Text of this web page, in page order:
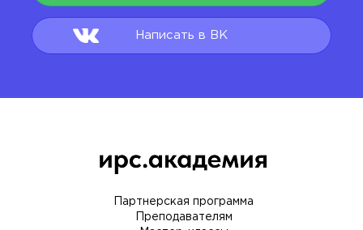
Написать в ВК
Партнерская программа
Преподавателям